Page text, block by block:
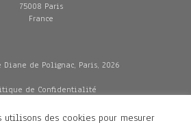
75008 Paris
France
de Polignac, Paris, 2026
de Confidentialité
Mentions légales
utilisons des cookies pour mesurer